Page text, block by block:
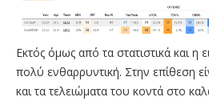
Εκτός όμως από τα στατιστικά και η
πολύ ενθαρρυντική. Στην επίθεση
και τα τελειώματα του κοντά στο